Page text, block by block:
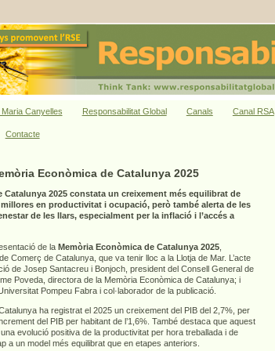
Canyelles Responsabilitat Global Canals Canal RSA
Contacte
Econòmica de Catalunya 2025
Catalunya 2025 constata un creixement més equilibrat de
millores en productivitat i ocupació, però també alerta de les
de les llars, especialment per la inflació i l’accés a
de la Memòria Econòmica de Catalunya 2025
Comerç de Catalunya, que va tenir lloc a la Llotja de Mar. L’acte
de Josep Santacreu i Bonjoch, president del Consell General de
Poveda, directora de la Memòria Econòmica de Catalunya; i
Pompeu Fabra i col·laborador de la publicació.
ha registrat el 2025 un creixement del PIB del 2,7%, per
del PIB per habitant de l’1,6%. També destaca que aquest
evolució positiva de la productivitat per hora treballada i de
a un model més equilibrat que en etapes anteriors.